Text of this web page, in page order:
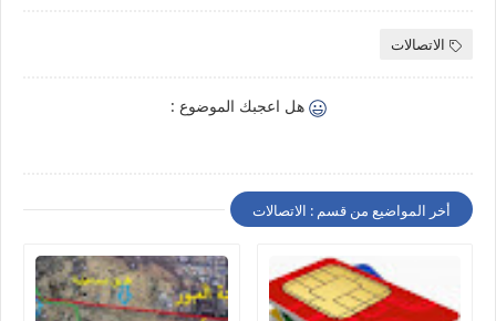
الاتصالات
هل اعجبك الموضوع :
أخر المواضيع من قسم : الاتصالات